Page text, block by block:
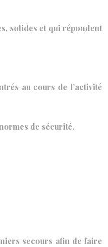
solides et qui répondent
au cours de l’activité
de sécurité.
secours afin de faire